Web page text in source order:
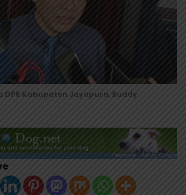
DPR Kabupaten Jayapura, Ruddy